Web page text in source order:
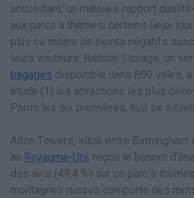
accueillant, un mauvais rapport
aux parcs à thèmes, certains lieux
plus ou moins de points négatifs
leurs visiteurs. Radical Storage, un
bagages disponible dans 800 villes,
étude (1) les attractions les plus
Parmi les dix premières, huit se
Alton Towers, situé entre Birmingham
au Royaume-Uni, reçoit le bonnet
des avis (49,4 %) sur ce parc à
montagnes russes comporte des